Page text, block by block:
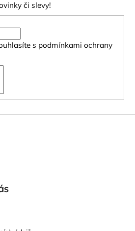
či slevy!
s podmínkami ochrany